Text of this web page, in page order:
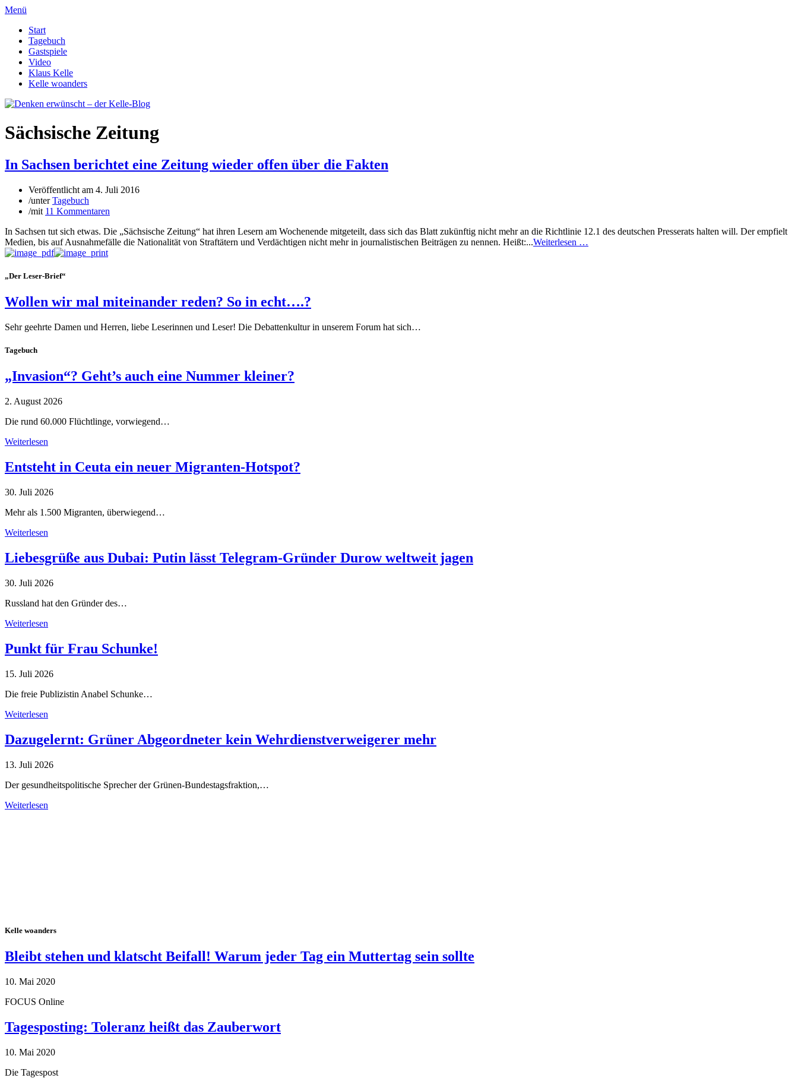
Menü
Start
Tagebuch
Gastspiele
Video
Klaus Kelle
Kelle woanders
Sächsische Zeitung
In Sachsen berichtet eine Zeitung wieder offen über die Fakten
Veröffentlicht am 4. Juli 2016
/unterTagebuch
/mit 11 Kommentaren
In Sachsen tut sich etwas. Die „Sächsische Zeitung“ hat ihren Lesern am Wochenende mitgeteilt, dass sich das Blatt zukünftig nicht mehr an die Richtlinie 12.1 des deutschen Presserats halten will. Der empfielt
Medien, bis auf Ausnahmefälle die Nationalität von Straftätern und Verdächtigen nicht mehr in journalistischen Beiträgen zu nennen. Heißt:...Weiterlesen …
„Der Leser-Brief“
Wollen wir mal miteinander reden? So in echt….?
Sehr geehrte Damen und Herren, liebe Leserinnen und Leser! Die Debattenkultur in unserem Forum hat sich…
Tagebuch
„Invasion“? Geht’s auch eine Nummer kleiner?
2. August 2026
Die rund 60.000 Flüchtlinge, vorwiegend…
Weiterlesen
Entsteht in Ceuta ein neuer Migranten-Hotspot?
30. Juli 2026
Mehr als 1.500 Migranten, überwiegend…
Weiterlesen
Liebesgrüße aus Dubai: Putin lässt Telegram-Gründer Durow weltweit jagen
30. Juli 2026
Russland hat den Gründer des…
Weiterlesen
Punkt für Frau Schunke!
15. Juli 2026
Die freie Publizistin Anabel Schunke…
Weiterlesen
Dazugelernt: Grüner Abgeordneter kein Wehrdienstverweigerer mehr
13. Juli 2026
Der gesundheitspolitische Sprecher der Grünen-Bundestagsfraktion,…
Weiterlesen
Kelle woanders
Bleibt stehen und klatscht Beifall! Warum jeder Tag ein Muttertag sein sollte
10. Mai 2020
FOCUS Online
Tagesposting: Toleranz heißt das Zauberwort
10. Mai 2020
Die Tagespost